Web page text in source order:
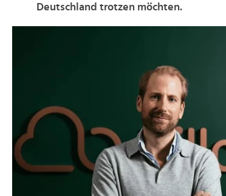
Deutschland trotzen möchten.